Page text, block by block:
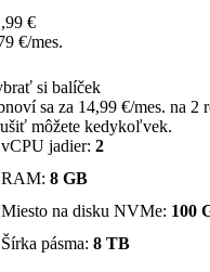
€
€/mes.
si balíček
sa za 14,99 €/mes. na 2
môžete kedykoľvek.
vCPU jadier: 2
RAM: 8 GB
Miesto na disku NVMe: 100
Šírka pásma: 8 TB